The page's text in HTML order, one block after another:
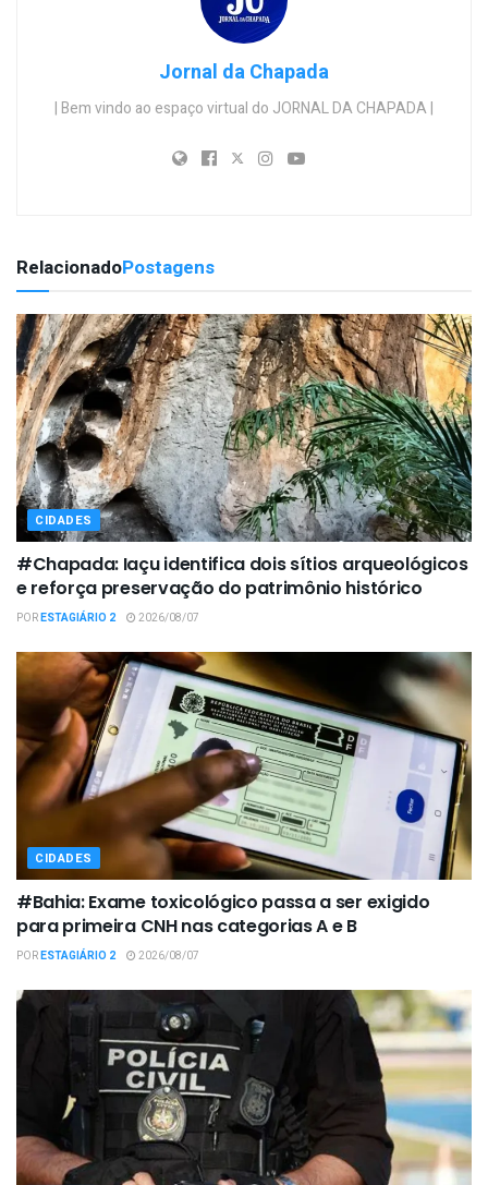
Jornal da Chapada
| Bem vindo ao espaço virtual do JORNAL DA CHAPADA |
RelacionadoPostagens
CIDADES
#Chapada: Iaçu identifica dois sítios arqueológicos
e reforça preservação do patrimônio histórico
PORESTAGIÁRIO 2 2026/08/07
CIDADES
#Bahia: Exame toxicológico passa a ser exigido
para primeira CNH nas categorias A e B
PORESTAGIÁRIO 2 2026/08/07